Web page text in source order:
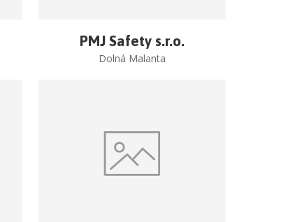
PMJ Safety s.r.o.
Dolná Malanta